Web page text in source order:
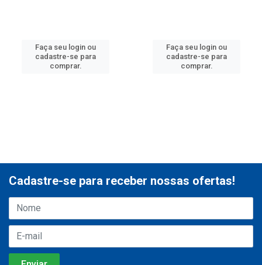
Faça seu login ou
cadastre-se para
comprar.
Faça seu login ou
cadastre-se para
comprar.
Cadastre-se para receber nossas ofertas!